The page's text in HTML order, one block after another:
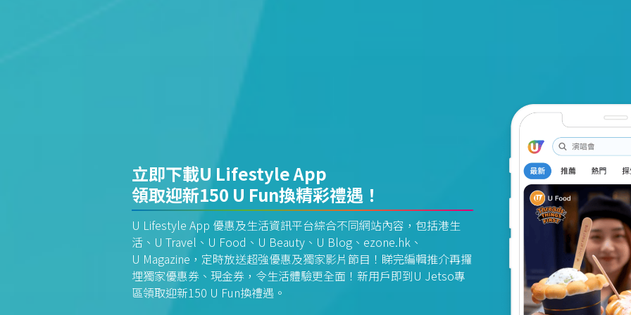
立即下載U Lifestyle App
領取迎新150 U Fun換精彩禮遇！
U Lifestyle App 優惠及生活資訊平台綜合不同網站內容，包括港生
活、U Travel、U Food、U Beauty、U Blog、ezone.hk、
U Magazine，定時放送超強優惠及獨家影片節目！睇完編輯推介再攞
埋獨家優惠券、現金券，令生活體驗更全面！新用戶即到U Jetso專
區領取迎新150 U Fun換禮遇。